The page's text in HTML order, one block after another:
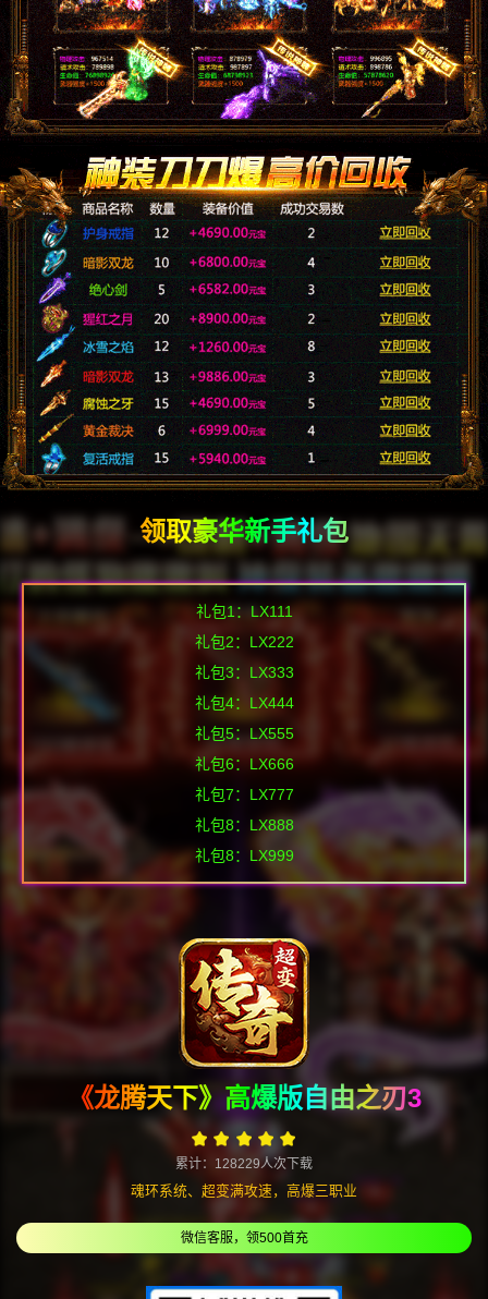
领取豪华新手礼包
礼包1：LX111
礼包2：LX222
礼包3：LX333
礼包4：LX444
礼包5：LX555
礼包6：LX666
礼包7：LX777
礼包8：LX888
礼包8：LX999
《龙腾天下》高爆版自由之刃3
累计：128229人次下载
魂环系统、超变满攻速，高爆三职业
微信客服，领500首充